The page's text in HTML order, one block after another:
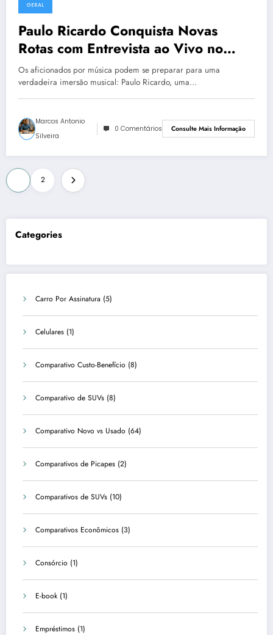
GERAL
Paulo Ricardo Conquista Novas
Rotas com Entrevista ao Vivo no
Podcast G1 Ouviu
Os aficionados por música podem se preparar para uma
verdadeira imersão musical: Paulo Ricardo, uma…
Marcos Antonio
Silveira
0 Comentários Consulte Mais Informação
Paginação
de
posts
2
Categories
Carro Por Assinatura (5)
Celulares (1)
Comparativo Custo-Benefício (8)
Comparativo de SUVs (8)
Comparativo Novo vs Usado (64)
Comparativos de Picapes (2)
Comparativos de SUVs (10)
Comparativos Econômicos (3)
Consórcio (1)
E-book (1)
Empréstimos (1)